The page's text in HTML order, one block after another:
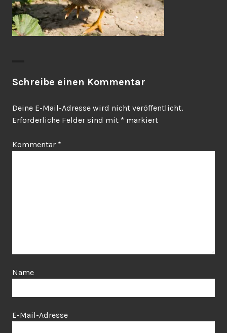
Schreibe einen Kommentar
Deine E-Mail-Adresse wird nicht veröffentlicht.
Erforderliche Felder sind mit * markiert
Kommentar *
Name
E-Mail-Adresse